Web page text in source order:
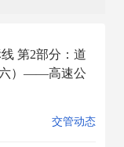
第2部分：道
六）——高速公
交管动态